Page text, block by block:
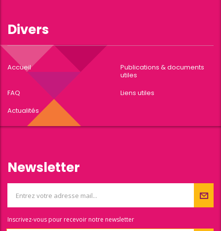
Divers
Accueil
Publications & documents
utiles
FAQ
Liens utiles
Actualités
Newsletter
Inscrivez-vous pour recevoir notre newsletter